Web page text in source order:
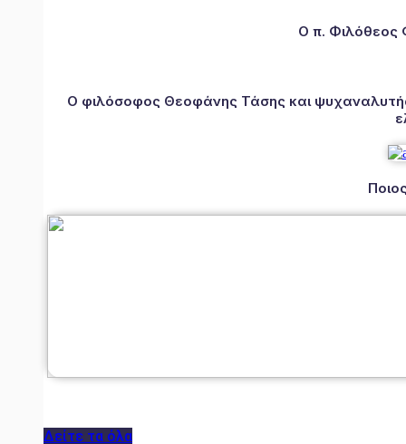
Ο π. Φιλόθεος
Ο φιλόσοφος Θεοφάνης Τάσης και
Δείτε τα όλα